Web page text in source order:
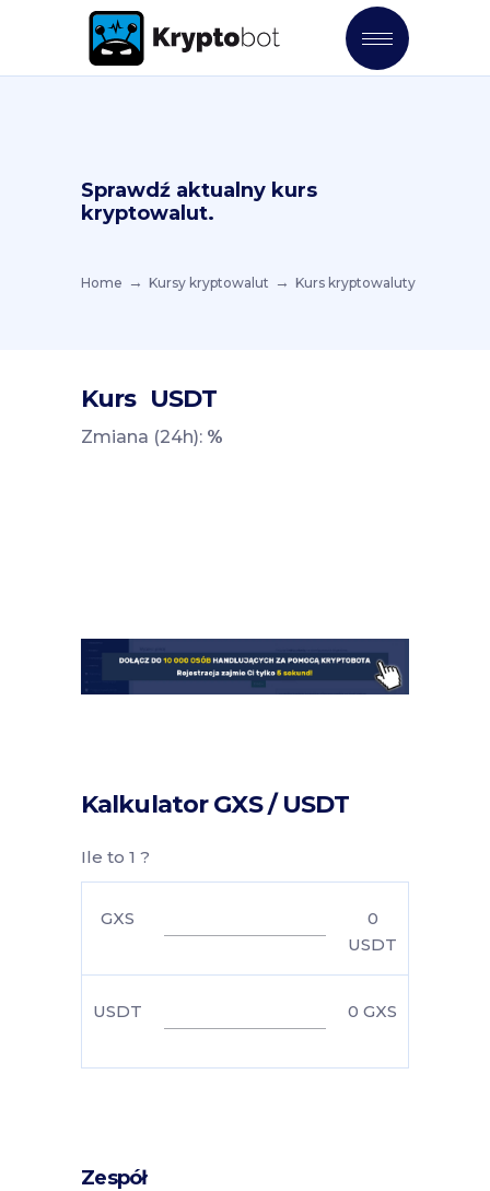
Sprawdź aktualny kurs
kryptowalut.
Home Kursy kryptowalut Kurs kryptowaluty
Kurs USDT
Zmiana (24h): %
Kalkulator GXS / USDT
Ile to 1 ?
GXS
0
USDT
USDT 0 GXS
Zespół